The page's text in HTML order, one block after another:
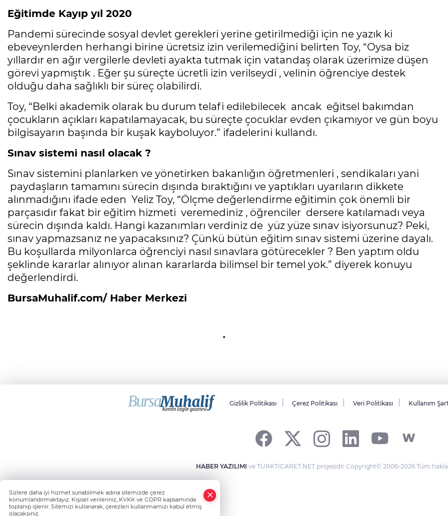
Eğitimde Kayıp yıl 2020
Pandemi sürecinde sosyal devlet gerekleri yerine getirilmediği için ne yazık ki
ebeveynlerden herhangi birine ücretsiz izin verilemediğini belirten Toy, “Oysa biz
yıllardır en ağır vergilerle devleti ayakta tutmak için vatandaş olarak üzerimize düşen
görevi yapmıştık . Eğer şu süreçte ücretli izin verilseydi , velinin öğrenciye destek
olduğu daha sağlıklı bir süreç olabilirdi.
Toy, “Belki akademik olarak bu durum telafi edilebilecek ancak eğitsel bakımdan
çocukların açıkları kapatılamayacak, bu süreçte çocuklar evden çıkamıyor ve gün boyu
bilgisayarın başında bir kuşak kayboluyor.” ifadelerini kullandı.
Sınav sistemi nasıl olacak ?
Sınav sistemini planlarken ve yönetirken bakanlığın öğretmenleri , sendikaları yani
paydaşların tamamını sürecin dışında bıraktığını ve yaptıkları uyarıların dikkete
alınmadığını ifade eden Yeliz Toy, “Ölçme değerlendirme eğitimin çok önemli bir
parçasıdır fakat bir eğitim hizmeti veremediniz , öğrenciler dersere katılamadı veya
sürecin dışında kaldı. Hangi kazanımları verdiniz de yüz yüze sınav isiyorsunuz? Peki,
sınav yapmazsanız ne yapacaksınız? Çünkü bütün eğitim sınav sistemi üzerine dayalı.
Bu koşullarda milyonlarca öğrenciyi nasıl sınavlara götürecekler ? Ben yaptım oldu
şeklinde kararlar alınıyor alınan kararlarda bilimsel bir temel yok.” diyerek konuyu
değerlendirdi.
BursaMuhalif.com/ Haber Merkezi
Gizlilik Politikası Çerez Politikası Veri Politikası Kullanım
HABER YAZILIMI ve TURKTICARET.NET projesidir Copyright© 2006-2026 Tüm
Sizlere daha iyi hizmet sunabilmek adına sitemizde çerez
konumlandırmaktayız. Kişisel verileriniz, KVKK ve GDPR kapsamında
toplanıp işlenir. Sitemizi kullanarak, çerezleri kullanmamızı kabul etmiş
olacaksınız.